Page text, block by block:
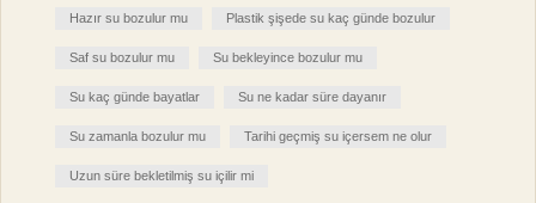
Hazır su bozulur mu Plastik şişede su kaç günde bozulur
Saf su bozulur mu Su bekleyince bozulur mu
Su kaç günde bayatlar Su ne kadar süre dayanır
Su zamanla bozulur mu Tarihi geçmiş su içersem ne olur
Uzun süre bekletilmiş su içilir mi